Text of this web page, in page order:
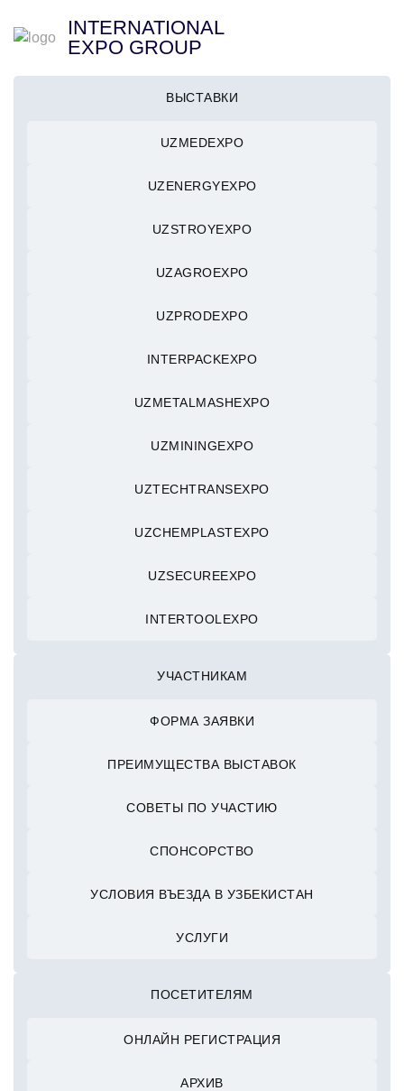
INTERNATIONAL
EXPO GROUP
ВЫСТАВКИ
UZMEDEXPO
UZENERGYEXPO
UZSTROYEXPO
UZAGROEXPO
UZPRODEXPO
INTERPACKEXPO
UZMETALMASHEXPO
UZMININGEXPO
UZTECHTRANSEXPO
UZCHEMPLASTEXPO
UZSECUREEXPO
INTERTOOLEXPO
УЧАСТНИКАМ
ФОРМА ЗАЯВКИ
ПРЕИМУЩЕСТВА ВЫСТАВОК
СОВЕТЫ ПО УЧАСТИЮ
СПОНСОРСТВО
УСЛОВИЯ ВЪЕЗДА В УЗБЕКИСТАН
УСЛУГИ
ПОСЕТИТЕЛЯМ
ОНЛАЙН РЕГИСТРАЦИЯ
АРХИВ